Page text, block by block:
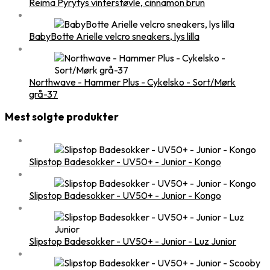
BabyBotte Arielle velcro sneakers, lys lilla
Northwave - Hammer Plus - Cykelsko - Sort/Mørk
grå-37
Mest solgte produkter
Slipstop Badesokker - UV50+ - Junior - Kongo
Slipstop Badesokker - UV50+ - Junior - Kongo
Slipstop Badesokker - UV50+ - Junior - Luz Junior